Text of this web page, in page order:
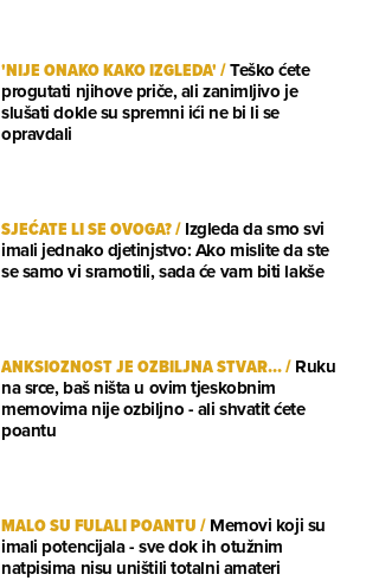
'NIJE ONAKO KAKO IZGLEDA'/Teško ćete
progutati njihove priče, ali zanimljivo je
slušati dokle su spremni ići ne bi li se
opravdali
SJEĆATE LI SE OVOGA?/Izgleda da smo svi
imali jednako djetinjstvo: Ako mislite da ste
se samo vi sramotili, sada će vam biti lakše
ANKSIOZNOST JE OZBILJNA STVAR.../Ruku
na srce, baš ništa u ovim tjeskobnim
memovima nije ozbiljno - ali shvatit ćete
poantu
MALO SU FULALI POANTU/Memovi koji su
imali potencijala - sve dok ih otužnim
natpisima nisu uništili totalni amateri